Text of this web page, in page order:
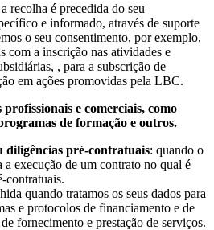
recolha é precedida do seu
e informado, através de suporte
o seu consentimento, por exemplo,
com a inscrição nas atividades e
, para a subscrição de
em ações promovidas pela LBC.
profissionais e comerciais, como
de formação e outros.
diligências pré-contratuais: quando o
a execução de um contrato no qual é
contratuais.
quando tratamos os seus dados para
e protocolos de financiamento e de
fornecimento e prestação de serviços.